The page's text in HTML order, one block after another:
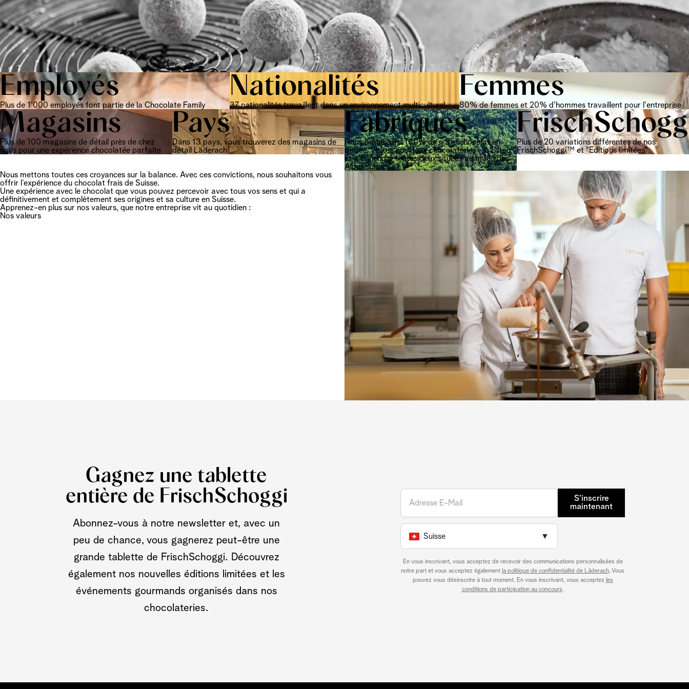
Employés
Plus de 1'000 employés font partie de la Chocolate Family
Nationalités
37 nationalités travaillent dans un environnement multiculturel
Femmes
80% de femmes et 20% d'hommes travaillent pour l'entreprise
Magasins
Plus de 100 magasins de détail près de chez
vous pour une expérience chocolatée parfaite
Pays
Dans 13 pays, vous trouverez des magasins de
détail Läderach
Fabriques
Nous produisons 100% de notre chocolat en
Suisse. Visitez nos deux chocolateries - à Bilten
et à Ennenda, toutes deux situées au milieu des
Alpes suisses
Plus de 20 variations différentes de nos
FrischSchoggi™ et "Editions limitées".
Nous mettons toutes ces croyances sur la balance. Avec ces convictions, nous souhaitons vous
offrir l’expérience du chocolat frais de Suisse.
Une expérience avec le chocolat que vous pouvez percevoir avec tous vos sens et qui a
définitivement et complètement ses origines et sa culture en Suisse.
Apprenez-en plus sur nos valeurs, que notre entreprise vit au quotidien :
Nos valeurs
Gagnez une tablette
entière de FrischSchoggi
Abonnez-vous à notre newsletter et, avec un
peu de chance, vous gagnerez peut-être une
grande tablette de FrischSchoggi. Découvrez
également nos nouvelles éditions limitées et les
événements gourmands organisés dans nos
chocolateries.
Suisse ▼
S’inscrire
maintenant
En vous inscrivant, vous acceptez de recevoir des communications personnalisées de
notre part et vous acceptez également la politique de confidentialité de Läderach. Vous
pouvez vous désinscrire à tout moment. En vous inscrivant, vous acceptez les
conditions de participation au concours.